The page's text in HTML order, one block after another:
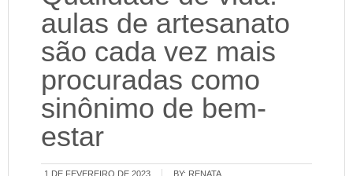
aulas de artesanato
são cada vez mais
procuradas como
sinônimo de bem-
estar
1 DE FEVEREIRO DE 2023 BY: RENATA